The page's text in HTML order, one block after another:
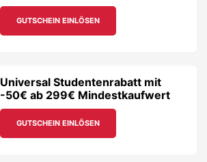
GUTSCHEIN EINLÖSEN
Universal Studentenrabatt mit
-50€ ab 299€ Mindestkaufwert
GUTSCHEIN EINLÖSEN